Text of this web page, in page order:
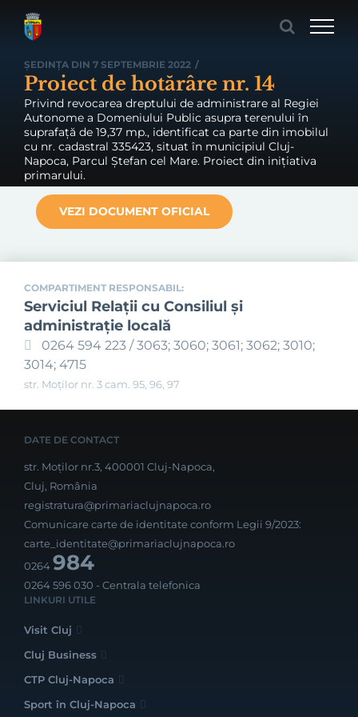
ȘEDINȚA DIN 7 SEPTEMBRIE 2022 /
Proiect de hotărâre nr. 14
Privind revocarea dreptului de administrare al Regiei
Autonome a Domeniului Public asupra terenului în
suprafață de 19,37 mp., identificat ca parte din imobilul
cu nr. cadastral 335423, situat în municipiul Cluj-
Napoca, Parcul Ștefan cel Mare. Proiect din inițiativa
primarului.
VEZI DOCUMENT OFICIAL
COMPARTIMENT RESPONSABIL:
Serviciul Relaţii cu Consiliul şi
administraţie locală
0264 594 223 / 3063; 3060; 3061; 3062; 3010;
3014; 4715
str. Moților nr. 3 cam. 95, 96, 97
DATE DE CONTACT
str. Moților nr.3, 400001 Cluj-Napoca,
Cluj, România
registratura@primariaclujnapoca.ro
Comunicare carte de identitate conform Legii 9/2023:
carte_identitate@primariaclujnapoca.ro
0264984
0264 596 030 - Centrala telefonica
LINKURI UTILE
Visit Cluj
Cluj Business
CTP Cluj-Napoca
Sport în Cluj-Napoca